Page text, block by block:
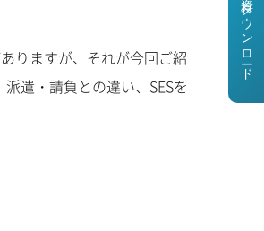
りますが、それが今回ご紹
遣・請負との違い、SESを
資料ダウンロ
ド